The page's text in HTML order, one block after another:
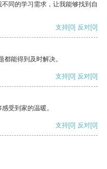
同的学习需求，让我能够找到自
支持[0] 反对[0]
能得到及时解决。
支持[0] 反对[0]
受到家的温暖。
支持[0] 反对[0]